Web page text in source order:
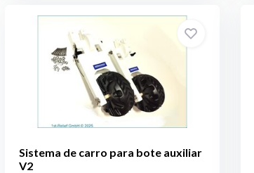
Sistema de carro para bote auxiliar
V2